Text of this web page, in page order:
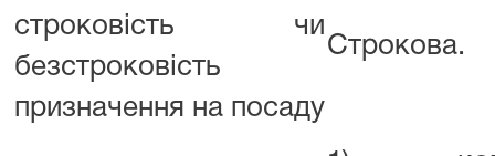
строковість чи
безстроковість
призначення на посаду
Строкова.